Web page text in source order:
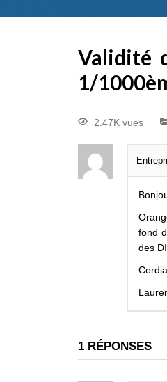
Validité
1/
2.47K vues
fond
des
1 RÉPONSES